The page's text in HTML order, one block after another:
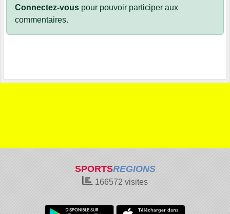
Connectez-vous pour pouvoir participer aux
commentaires.
SPORTSREGIONS
166572 visites